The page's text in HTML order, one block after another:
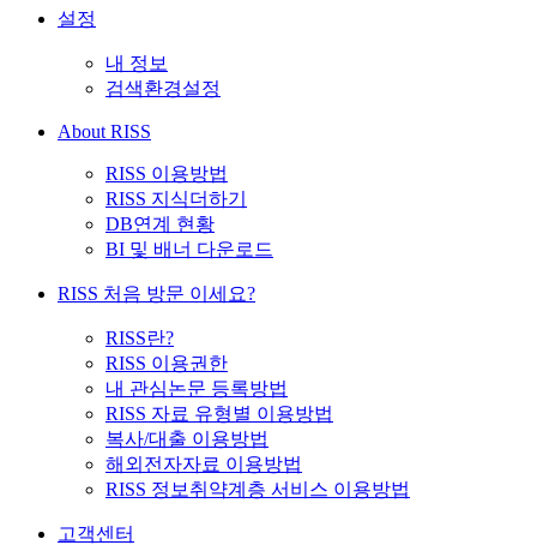
설정
내 정보
검색환경설정
About RISS
RISS 이용방법
RISS 지식더하기
DB연계 현황
BI 및 배너 다운로드
RISS 처음 방문 이세요?
RISS란?
RISS 이용권한
내 관심논문 등록방법
RISS 자료 유형별 이용방법
복사/대출 이용방법
해외전자자료 이용방법
RISS 정보취약계층 서비스 이용방법
고객센터